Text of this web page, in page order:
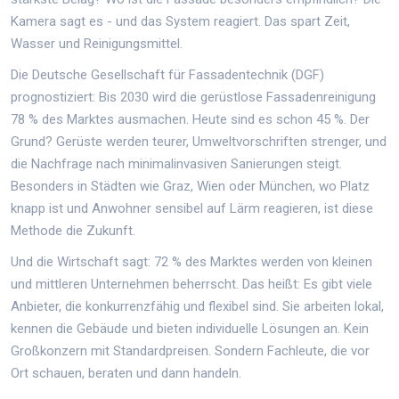
Kamera sagt es - und das System reagiert. Das spart Zeit,
Wasser und Reinigungsmittel.
Die Deutsche Gesellschaft für Fassadentechnik (DGF)
prognostiziert: Bis 2030 wird die gerüstlose Fassadenreinigung
78 % des Marktes ausmachen. Heute sind es schon 45 %. Der
Grund? Gerüste werden teurer, Umweltvorschriften strenger, und
die Nachfrage nach minimalinvasiven Sanierungen steigt.
Besonders in Städten wie Graz, Wien oder München, wo Platz
knapp ist und Anwohner sensibel auf Lärm reagieren, ist diese
Methode die Zukunft.
Und die Wirtschaft sagt: 72 % des Marktes werden von kleinen
und mittleren Unternehmen beherrscht. Das heißt: Es gibt viele
Anbieter, die konkurrenzfähig und flexibel sind. Sie arbeiten lokal,
kennen die Gebäude und bieten individuelle Lösungen an. Kein
Großkonzern mit Standardpreisen. Sondern Fachleute, die vor
Ort schauen, beraten und dann handeln.